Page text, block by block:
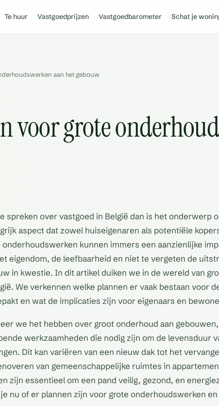
Te huur Vastgoedprijzen Vastgoedbarometer Schat je
aan het gebouw
voor grote
spreken over vastgoed in België dan is het onderwerp
aspect dat zowel huiseigenaren als potentiële
onderhoudswerken kunnen immers een aanzienlijke
eigendom, de leefbaarheid en niet te vergeten de
in kwestie. In dit artikel duiken we in de wereld van
We verkennen welke plannen er vaak bestaan voor
en wat de implicaties zijn voor eigenaars en
we het hebben over groot onderhoud aan
werkzaamheden die nodig zijn om de levensduur
Dit kan variëren van een nieuw dak tot het
van gemeenschappelijke ruimtes in
zijn essentieel om een pand veilig, gezond, en
nu of er plannen zijn voor grote onderhoudswerken